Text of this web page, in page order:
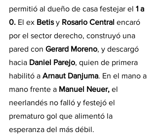
permitió al dueño de casa festejar el 1 a
0. El ex Betis y Rosario Central encaró
por el sector derecho, construyó una
pared con Gerard Moreno, y descargó
hacia Daniel Parejo, quien de primera
habilitó a Arnaut Danjuma. En el mano a
mano frente a Manuel Neuer, el
neerlandés no falló y festejó el
prematuro gol que alimentó la
esperanza del más débil.